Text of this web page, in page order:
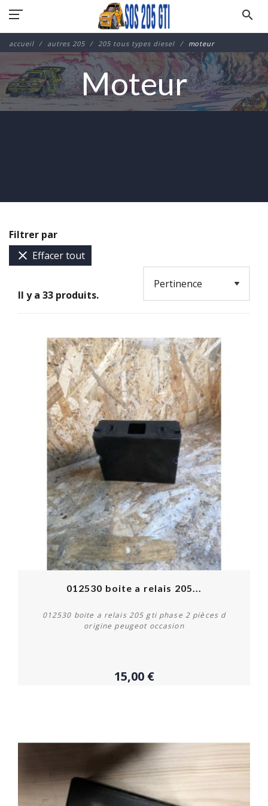
search
accueil autres 205 205 tous types diesel moteur
Moteur
Filtrer par
 Effacer tout
Il y a 33 produits.
Acheter
012530 boite a relais 205...
012530 boite a relais 205 gti phase 2 pièces d
origine peugeot occasion
15,00 €